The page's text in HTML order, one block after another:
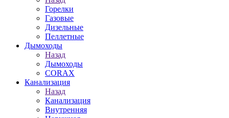
Горелки
Газовые
Дизельные
Пеллетные
Дымоходы
Назад
Дымоходы
CORAX
Канализация
Назад
Канализация
Внутренняя